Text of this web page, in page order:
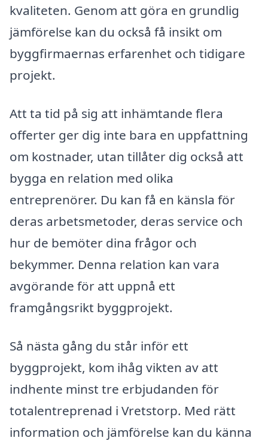
kvaliteten. Genom att göra en grundlig
jämförelse kan du också få insikt om
byggfirmaernas erfarenhet och tidigare
projekt.
Att ta tid på sig att inhämtande flera
offerter ger dig inte bara en uppfattning
om kostnader, utan tillåter dig också att
bygga en relation med olika
entreprenörer. Du kan få en känsla för
deras arbetsmetoder, deras service och
hur de bemöter dina frågor och
bekymmer. Denna relation kan vara
avgörande för att uppnå ett
framgångsrikt byggprojekt.
Så nästa gång du står inför ett
byggprojekt, kom ihåg vikten av att
indhente minst tre erbjudanden för
totalentreprenad i Vretstorp. Med rätt
information och jämförelse kan du känna